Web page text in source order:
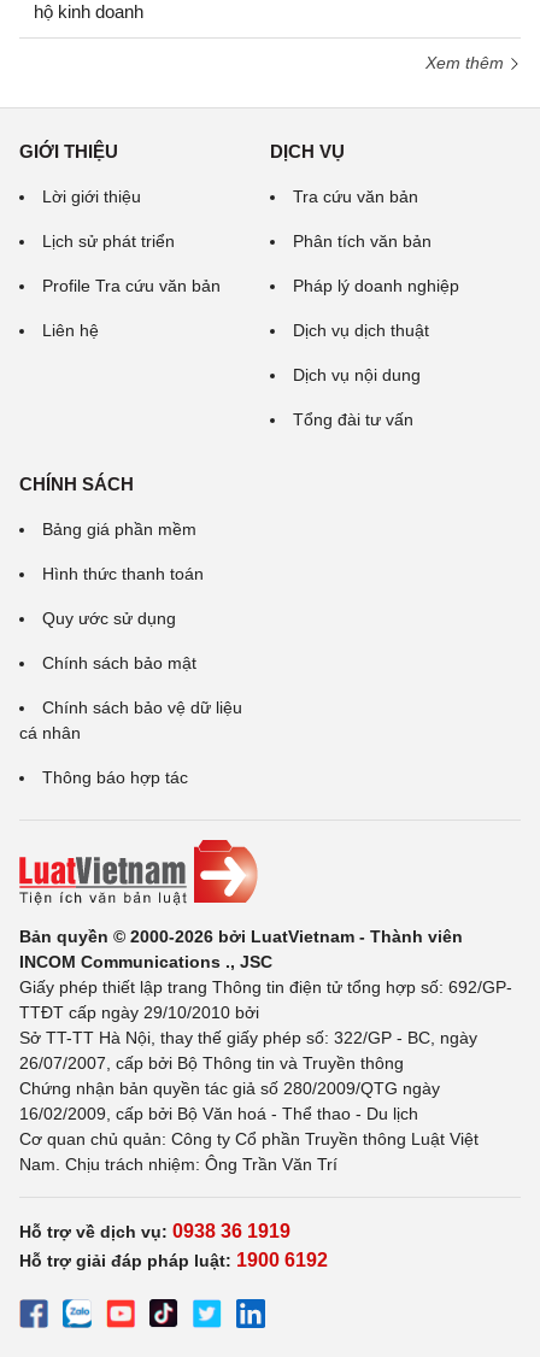
hộ kinh doanh
Xem thêm
GIỚI THIỆU
Lời giới thiệu
Lịch sử phát triển
Profile Tra cứu văn bản
Liên hệ
DỊCH VỤ
Tra cứu văn bản
Phân tích văn bản
Pháp lý doanh nghiệp
Dịch vụ dịch thuật
Dịch vụ nội dung
Tổng đài tư vấn
CHÍNH SÁCH
Bảng giá phần mềm
Hình thức thanh toán
Quy ước sử dụng
Chính sách bảo mật
Chính sách bảo vệ dữ liệu
cá nhân
Thông báo hợp tác
Bản quyền © 2000-2026 bởi LuatVietnam - Thành viên
INCOM Communications ., JSC
Giấy phép thiết lập trang Thông tin điện tử tổng hợp số: 692/GP-
TTĐT cấp ngày 29/10/2010 bởi
Sở TT-TT Hà Nội, thay thế giấy phép số: 322/GP - BC, ngày
26/07/2007, cấp bởi Bộ Thông tin và Truyền thông
Chứng nhận bản quyền tác giả số 280/2009/QTG ngày
16/02/2009, cấp bởi Bộ Văn hoá - Thể thao - Du lịch
Cơ quan chủ quản: Công ty Cổ phần Truyền thông Luật Việt
Nam. Chịu trách nhiệm: Ông Trần Văn Trí
Hỗ trợ về dịch vụ: 0938 36 1919
Hỗ trợ giải đáp pháp luật: 1900 6192